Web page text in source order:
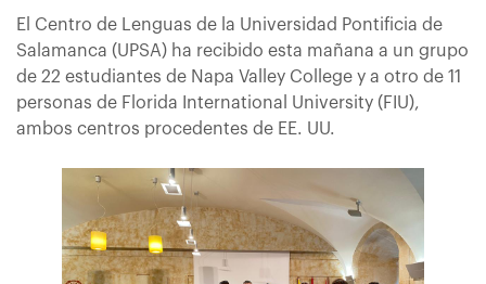
El Centro de Lenguas de la Universidad Pontificia de
Salamanca (UPSA) ha recibido esta mañana a un grupo
de 22 estudiantes de Napa Valley College y a otro de 11
personas de Florida International University (FIU),
ambos centros procedentes de EE. UU.